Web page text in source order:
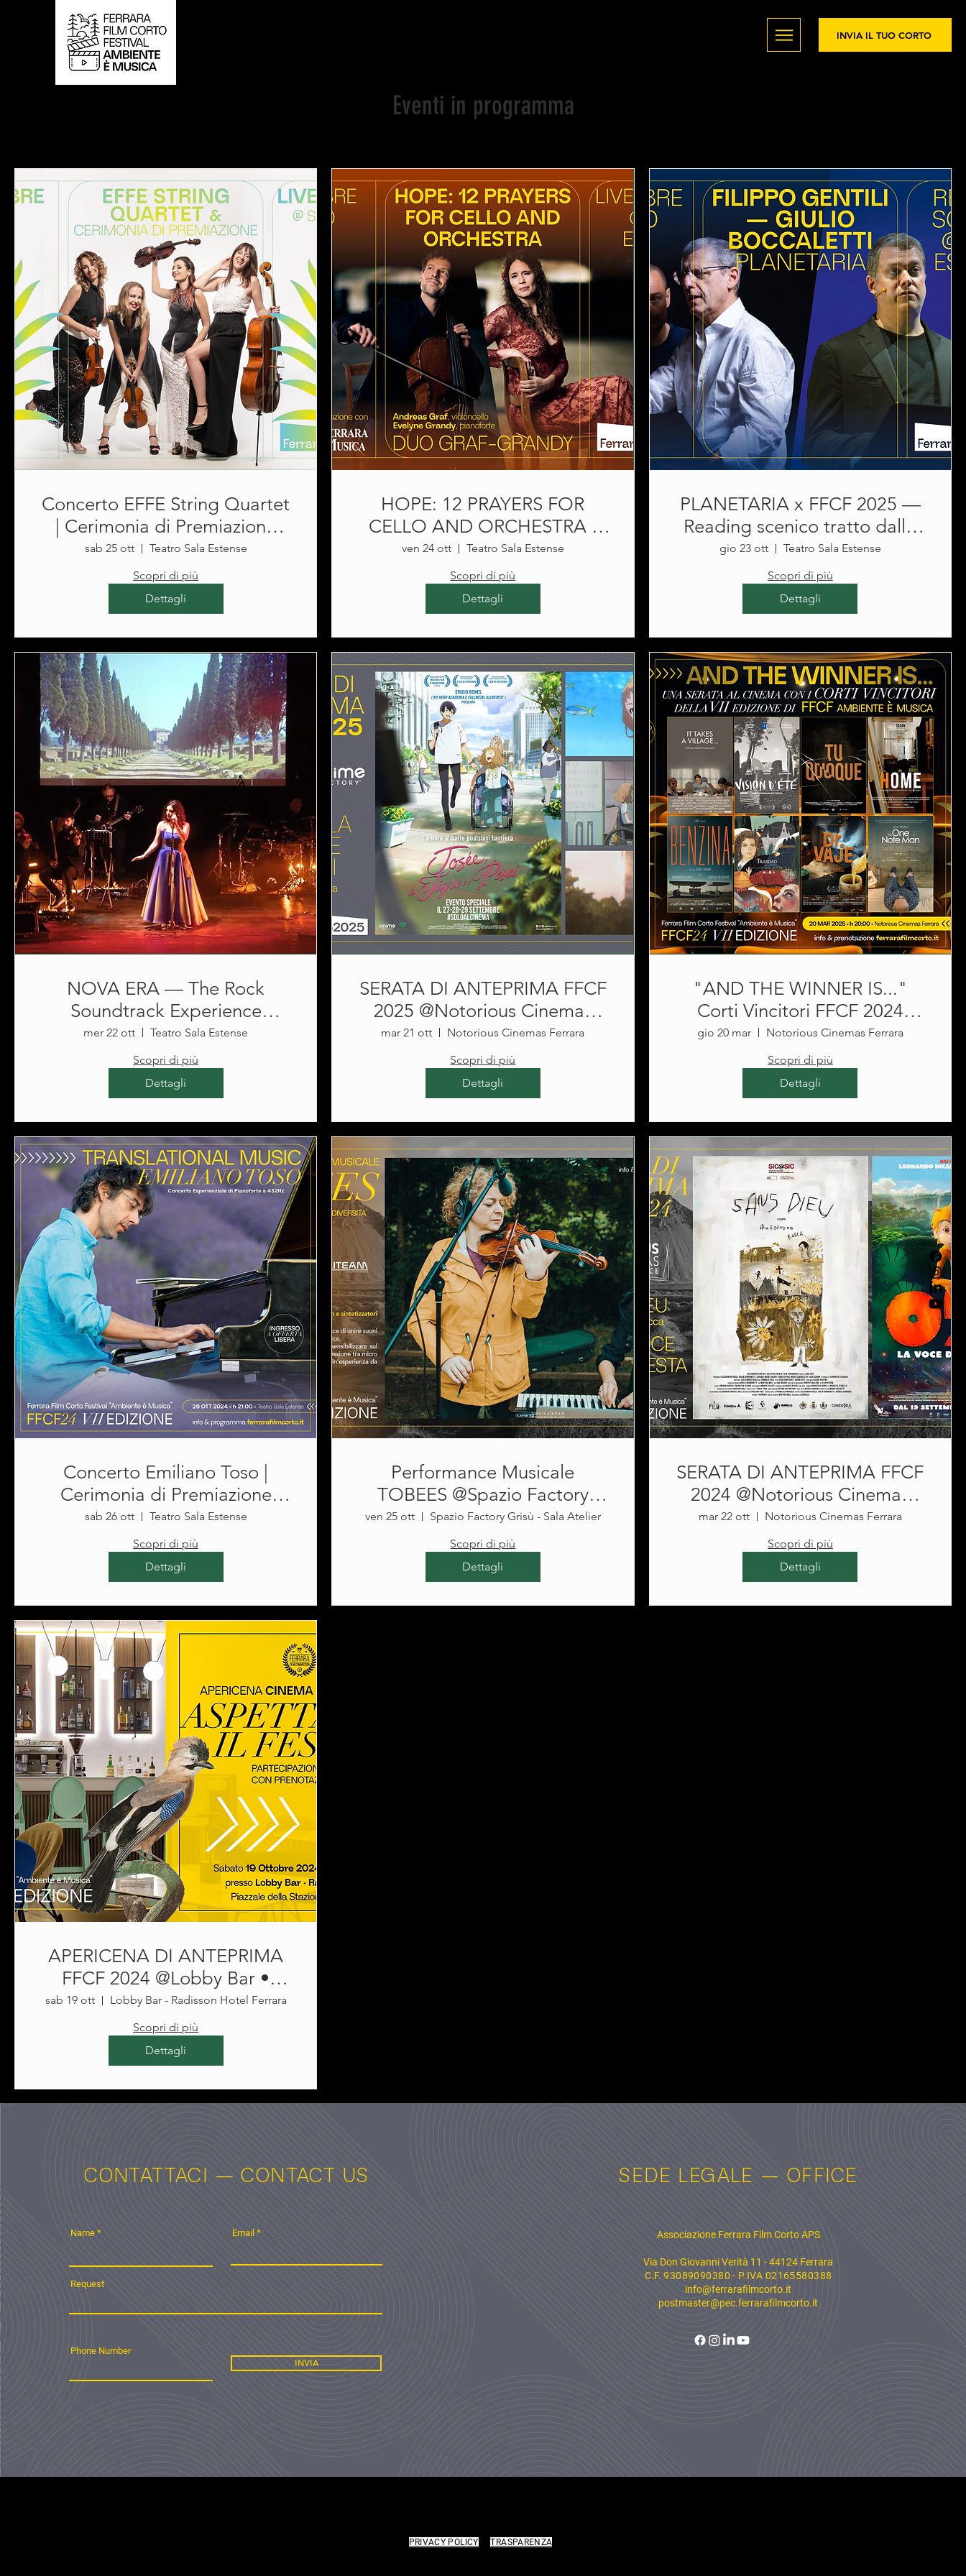
INVIA IL TUO CORTO
Eventi in programma
Concerto EFFE String Quartet
| Cerimonia di Premiazione
FFCF 2025 @Teatro Sala
Estense
sab 25 ott
Teatro Sala Estense
Scopri di più
Dettagli
HOPE: 12 PRAYERS FOR
CELLO AND ORCHESTRA ›
Andreas Graf, violoncello |
Evelyne Grandy, pianoforte
@Teatro Sala Estense
ven 24 ott
Teatro Sala Estense
Scopri di più
Dettagli
PLANETARIA x FFCF 2025 —
Reading scenico tratto dallo
spettacolo CONFERENZE
IMMAGINARIE @Teatro Sala
Estense
gio 23 ott
Teatro Sala Estense
Scopri di più
Dettagli
NOVA ERA — The Rock
Soundtrack Experience
@Teatro Sala Estense
mer 22 ott
Teatro Sala Estense
Scopri di più
Dettagli
SERATA DI ANTEPRIMA FFCF
2025 @Notorious Cinemas
Ferrara
mar 21 ott
Notorious Cinemas Ferrara
Scopri di più
Dettagli
"AND THE WINNER IS..."
Corti Vincitori FFCF 2024
@Notorious Cinemas Ferrara
gio 20 mar
Notorious Cinemas Ferrara
Scopri di più
Dettagli
Concerto Emiliano Toso |
Cerimonia di Premiazione
FFCF 2024 @Teatro Sala
Estense
sab 26 ott
Teatro Sala Estense
Scopri di più
Dettagli
Performance Musicale
TOBEES @Spazio Factory
Grisù
ven 25 ott
Spazio Factory Grisù - Sala Atelier
Scopri di più
Dettagli
SERATA DI ANTEPRIMA FFCF
2024 @Notorious Cinemas
Ferrara
mar 22 ott
Notorious Cinemas Ferrara
Scopri di più
Dettagli
APERICENA DI ANTEPRIMA
FFCF 2024 @Lobby Bar •
Radisson Hotel Ferrara
sab 19 ott
Lobby Bar - Radisson Hotel Ferrara
Scopri di più
Dettagli
CONTATTACI — CONTACT US
Name Email
Request
Phone Number
INVIA
SEDE LEGALE — OFFICE
Associazione Ferrara Film Corto APS
Via Don Giovanni Verità 11 - 44124 Ferrara
C.F.93089090380 - P.IVA 02165580388
info@ferrarafilmcorto.it
postmaster@pec.ferrarafilmcorto.it
PRIVACY POLICY |TRASPARENZA